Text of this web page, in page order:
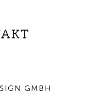
GMBH